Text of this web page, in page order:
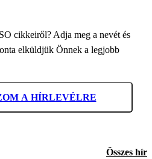
cikkeiről? Adja meg a nevét és
elküldjük Önnek a legjobb
A HÍRLEVÉLRE
Összes hír